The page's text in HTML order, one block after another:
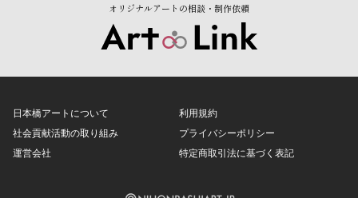
オリジナルアートの相談・制作依頼
日本橋アートについて
社会貢献活動の取り組み
運営会社
利用規約
プライバシーポリシー
特定商取引法に基づく表記